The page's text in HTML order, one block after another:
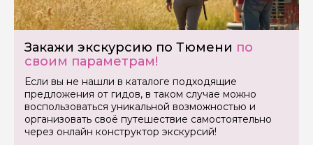
Закажи экскурсию по Тюмени по
своим параметрам!
Если вы не нашли в каталоге подходящие
предложения от гидов, в таком случае можно
воспользоваться уникальной возможностью и
организовать своё путешествие самостоятельно
через онлайн конструктор экскурсий!
Задайте свой вопрос гиду
Как вас зовут
Ваша электронная почта